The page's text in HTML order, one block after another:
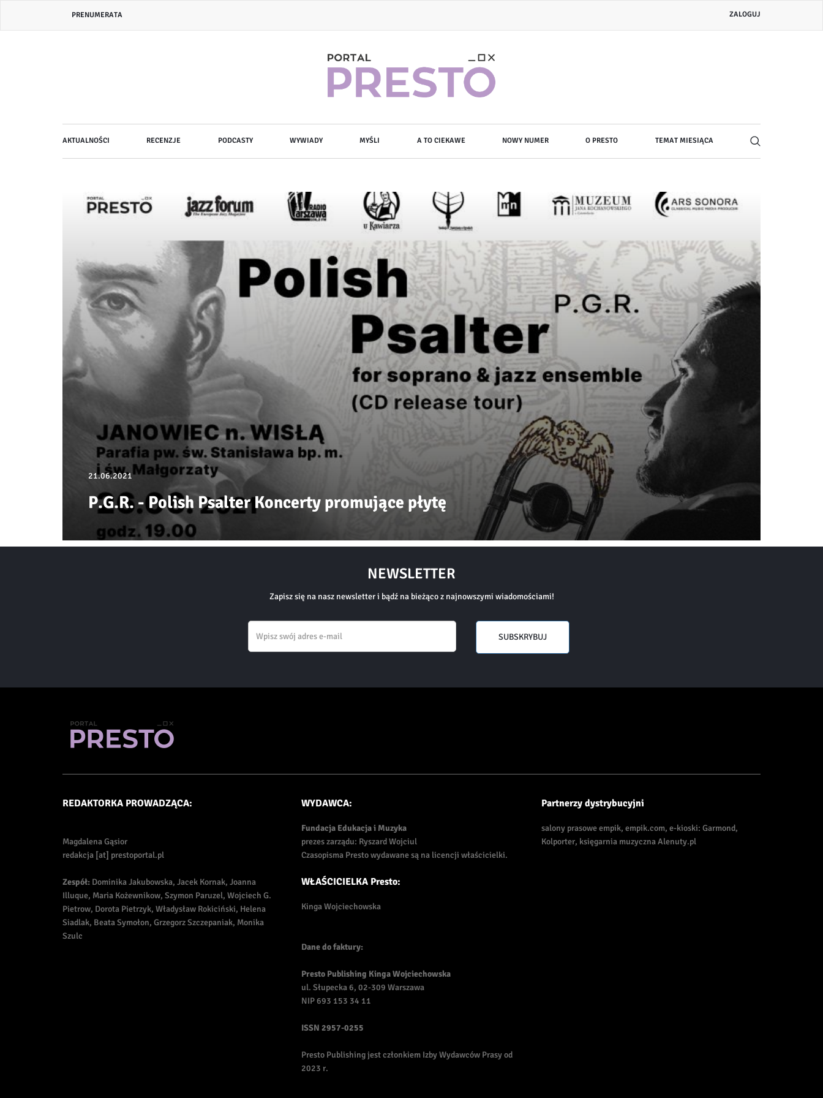
Header
PRENUMERATA
Menu
konta
ZALOGUJ
Główna
nawigacja
AKTUALNOŚCI RECENZJE PODCASTY WYWIADY MYŚLI A TO CIEKAWE NOWY NUMER O PRESTO TEMAT MIESIĄCA
21.06.2021
P.G.R. - Polish Psalter Koncerty promujące płytę
NEWSLETTER
Zapisz się na nasz newsletter i bądź na bieżąco z najnowszymi wiadomościami!
SUBSKRYBUJ
REDAKTORKA PROWADZĄCA:
Magdalena Gąsior
redakcja [at] prestoportal.pl
Zespół: Dominika Jakubowska, Jacek Kornak, Joanna
Illuque, Maria Kożewnikow, Szymon Paruzel, Wojciech G.
Pietrow, Dorota Pietrzyk, Władysław Rokiciński, Helena
Siadlak, Beata Symołon, Grzegorz Szczepaniak, Monika
Szulc
WYDAWCA:
Fundacja Edukacja i Muzyka
prezes zarządu: Ryszard Wojciul
Czasopisma Presto wydawane są na licencji właścicielki.
WŁAŚCICIELKA Presto:
Kinga Wojciechowska
Dane do faktury:
Presto Publishing Kinga Wojciechowska
ul. Słupecka 6, 02-309 Warszawa
NIP 693 153 34 11
ISSN 2957-0255
Presto Publishing jest członkiem Izby Wydawców Prasy od
2023 r.
Partnerzy dystrybucyjni
salony prasowe empik, empik.com, e-kioski: Garmond,
Kolporter, księgarnia muzyczna Alenuty.pl